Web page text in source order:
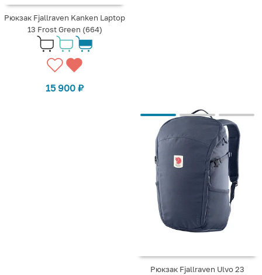
Рюкзак Fjallraven Kanken Laptop
13 Frost Green (664)
15 900 ₽
Рюкзак Fjallraven Ulvo 23